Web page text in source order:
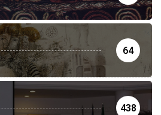
64
438